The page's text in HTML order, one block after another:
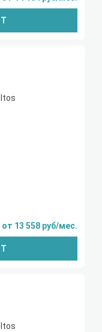
от 13 558 руб/мес.